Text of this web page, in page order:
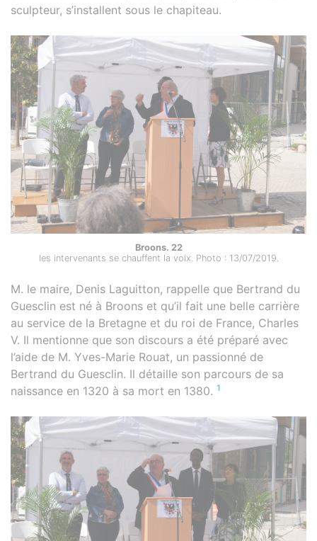
sculpteur, s’installent sous le chapiteau.
Broons. 22
les intervenants se chauffent la voix. Photo : 13/07/2019.
M. le maire, Denis Laguitton, rappelle que Bertrand du
Guesclin est né à Broons et qu’il fait une belle carrière
au service de la Bretagne et du roi de France, Charles
V. Il mentionne que son discours a été préparé avec
l’aide de M. Yves-Marie Rouat, un passionné de
Bertrand du Guesclin. Il détaille son parcours de sa
naissance en 1320 à sa mort en 1380. 1